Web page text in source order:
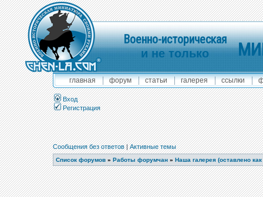
Военно-историческая
и не только
главная форум статьи галерея ссылки
Вход
Регистрация
Сообщения без ответов|Активные темы
Список форумов » Работы форумчан » Наша галерея (оставлено